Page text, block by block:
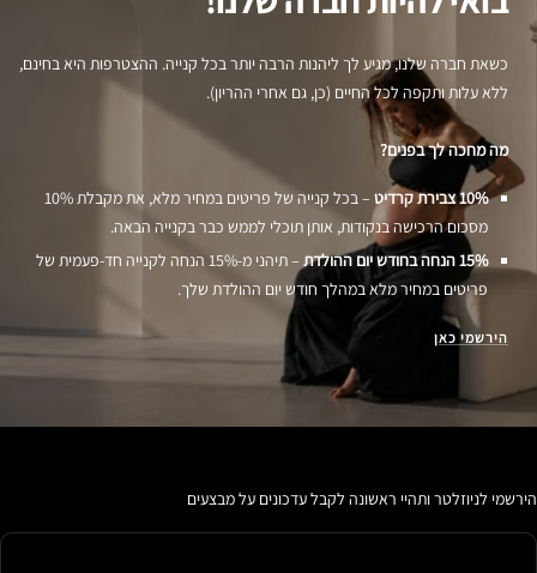
כשאת חברה שלנו, מגיע לך ליהנות הרבה יותר בכל קנייה. ההצטרפות היא בחינם,
ללא עלות ותקפה לכל החיים (כן, גם אחרי ההריון).
מה מחכה לך בפנים?
10% צבירת קרדיט
– בכל קנייה של פריטים במחיר מלא, את מקבלת 10%
מסכום הרכישה בנקודות, אותן תוכלי לממש כבר בקנייה הבאה.
15% הנחה בחודש יום ההולדת
– תיהני מ-15% הנחה לקנייה חד-פעמית של
פריטים במחיר מלא במהלך חודש יום ההולדת שלך.
הירשמי כאן
הירשמי לניוזלטר ותהיי ראשונה לקבל עדכונים על מבצעים